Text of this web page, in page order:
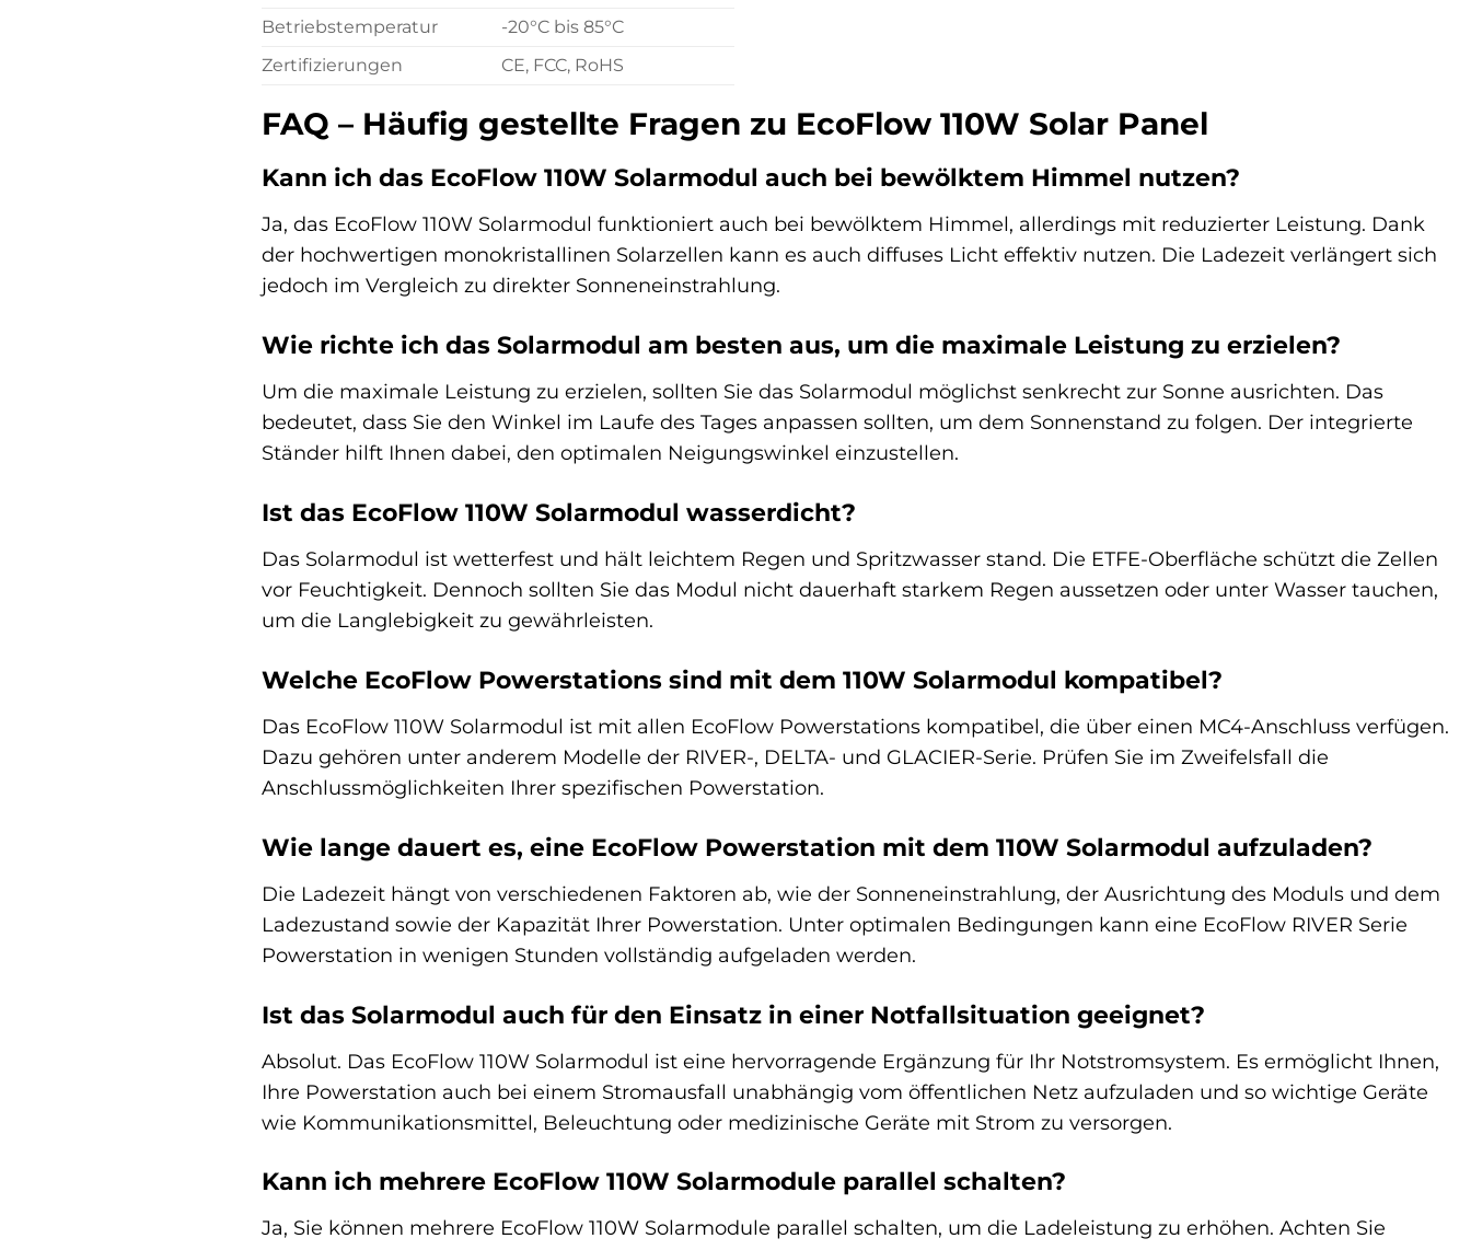
Betriebstemperatur
-20°C bis 85°C
Zertifizierungen
CE, FCC, RoHS
FAQ – Häufig gestellte Fragen zu EcoFlow 110W Solar Panel
Kann ich das EcoFlow 110W Solarmodul auch bei bewölktem Himmel nutzen?
Ja, das EcoFlow 110W Solarmodul funktioniert auch bei bewölktem Himmel, allerdings mit reduzierter Leistung. Dank
der hochwertigen monokristallinen Solarzellen kann es auch diffuses Licht effektiv nutzen. Die Ladezeit verlängert sich
jedoch im Vergleich zu direkter Sonneneinstrahlung.
Wie richte ich das Solarmodul am besten aus, um die maximale Leistung zu erzielen?
Um die maximale Leistung zu erzielen, sollten Sie das Solarmodul möglichst senkrecht zur Sonne ausrichten. Das
bedeutet, dass Sie den Winkel im Laufe des Tages anpassen sollten, um dem Sonnenstand zu folgen. Der integrierte
Ständer hilft Ihnen dabei, den optimalen Neigungswinkel einzustellen.
Ist das EcoFlow 110W Solarmodul wasserdicht?
Das Solarmodul ist wetterfest und hält leichtem Regen und Spritzwasser stand. Die ETFE-Oberfläche schützt die Zellen
vor Feuchtigkeit. Dennoch sollten Sie das Modul nicht dauerhaft starkem Regen aussetzen oder unter Wasser tauchen,
um die Langlebigkeit zu gewährleisten.
Welche EcoFlow Powerstations sind mit dem 110W Solarmodul kompatibel?
Das EcoFlow 110W Solarmodul ist mit allen EcoFlow Powerstations kompatibel, die über einen MC4-Anschluss verfügen.
Dazu gehören unter anderem Modelle der RIVER-, DELTA- und GLACIER-Serie. Prüfen Sie im Zweifelsfall die
Anschlussmöglichkeiten Ihrer spezifischen Powerstation.
Wie lange dauert es, eine EcoFlow Powerstation mit dem 110W Solarmodul aufzuladen?
Die Ladezeit hängt von verschiedenen Faktoren ab, wie der Sonneneinstrahlung, der Ausrichtung des Moduls und dem
Ladezustand sowie der Kapazität Ihrer Powerstation. Unter optimalen Bedingungen kann eine EcoFlow RIVER Serie
Powerstation in wenigen Stunden vollständig aufgeladen werden.
Ist das Solarmodul auch für den Einsatz in einer Notfallsituation geeignet?
Absolut. Das EcoFlow 110W Solarmodul ist eine hervorragende Ergänzung für Ihr Notstromsystem. Es ermöglicht Ihnen,
Ihre Powerstation auch bei einem Stromausfall unabhängig vom öffentlichen Netz aufzuladen und so wichtige Geräte
wie Kommunikationsmittel, Beleuchtung oder medizinische Geräte mit Strom zu versorgen.
Kann ich mehrere EcoFlow 110W Solarmodule parallel schalten?
Ja, Sie können mehrere EcoFlow 110W Solarmodule parallel schalten, um die Ladeleistung zu erhöhen. Achten Sie